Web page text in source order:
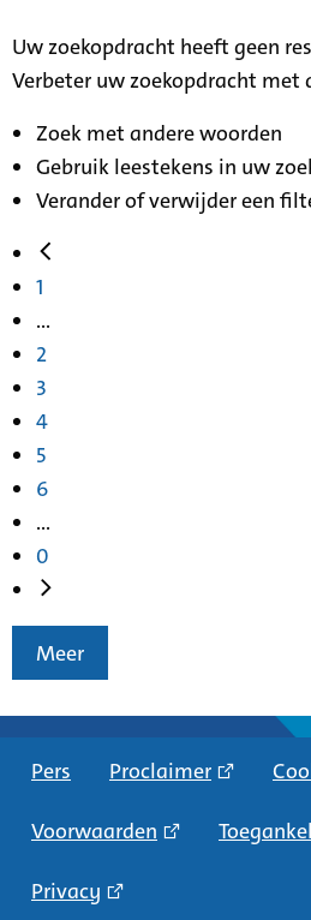
Uw zoekopdracht heeft geen
Verbeter uw zoekopdracht met
Zoek met andere woorden
Gebruik leestekens in uw
Verander of verwijder een
1
...
2
3
4
5
6
...
0
Meer
Pers Proclaimer
Voorwaarden
Privacy